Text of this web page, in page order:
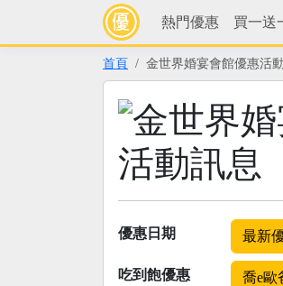
熱門優惠 買一送
首頁 金世界婚宴會館優惠活動
活動訊息
優惠日期 最新
吃到飽優惠 喬e歐